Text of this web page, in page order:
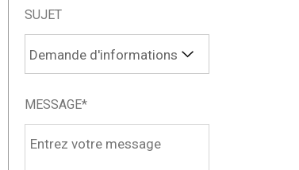
SUJET
MESSAGE*